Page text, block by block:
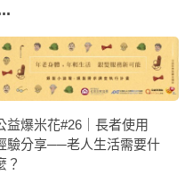
益爆米花#26｜長者使用
驗分享──老人生活需要什
？